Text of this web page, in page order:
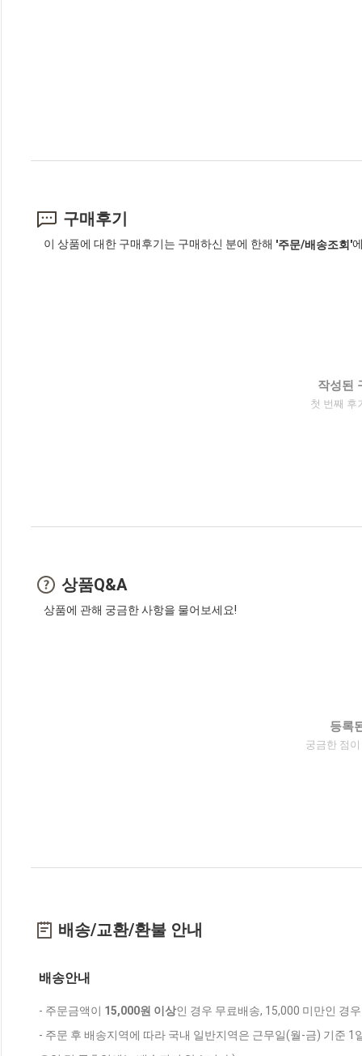
구매후기
이 상품에 대한 구매후기는 구매하신 분에 한해 '주문/배송조회'
작성된
첫 번째 후
상품Q&A
상품에 관해 궁금한 사항을 물어보세요!
등록
궁금한 점
배송/교환/환불 안내
배송안내
- 주문금액이 15,000원 이상인 경우 무료배송, 15,000 미만인 경
- 주문 후 배송지역에 따라 국내 일반지역은 근무일(월-금) 기준